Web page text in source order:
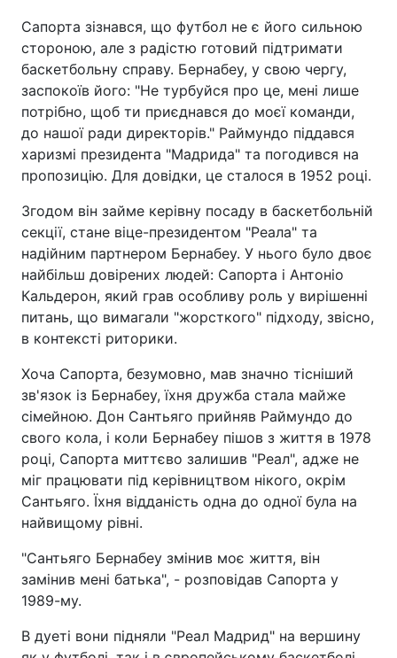
Сапорта зізнався, що футбол не є його сильною
стороною, але з радістю готовий підтримати
баскетбольну справу. Бернабеу, у свою чергу,
заспокоїв його: "Не турбуйся про це, мені лише
потрібно, щоб ти приєднався до моєї команди,
до нашої ради директорів." Раймундо піддався
харизмі президента "Мадрида" та погодився на
пропозицію. Для довідки, це сталося в 1952 році.
Згодом він займе керівну посаду в баскетбольній
секції, стане віце-президентом "Реала" та
надійним партнером Бернабеу. У нього було двоє
найбільш довірених людей: Сапорта і Антоніо
Кальдерон, який грав особливу роль у вирішенні
питань, що вимагали "жорсткого" підходу, звісно,
в контексті риторики.
Хоча Сапорта, безумовно, мав значно тісніший
зв'язок із Бернабеу, їхня дружба стала майже
сімейною. Дон Сантьяго прийняв Раймундо до
свого кола, і коли Бернабеу пішов з життя в 1978
році, Сапорта миттєво залишив "Реал", адже не
міг працювати під керівництвом нікого, окрім
Сантьяго. Їхня відданість одна до одної була на
найвищому рівні.
"Сантьяго Бернабеу змінив моє життя, він
замінив мені батька", - розповідав Сапорта у
1989-му.
В дуеті вони підняли "Реал Мадрид" на вершину